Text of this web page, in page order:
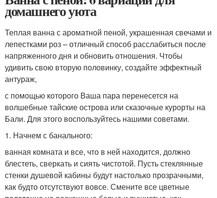
домашнего уюта
Теплая ванна с ароматной пеной, украшенная свечами и
лепестками роз – отличный способ расслабиться после
напряженного дня и обновить отношения. Чтобы
удивить свою вторую половинку, создайте эффектный
антураж,
с помощью которого Ваша пара перенесется на
волшебные тайские острова или сказочные курорты на
Бали. Для этого воспользуйтесь нашими советами.
1. Начнем с банального:
ванная комната и все, что в ней находится, должно
блестеть, сверкать и сиять чистотой. Пусть стеклянные
стенки душевой кабины будут настолько прозрачными,
как будто отсутствуют вовсе. Смените все цветные